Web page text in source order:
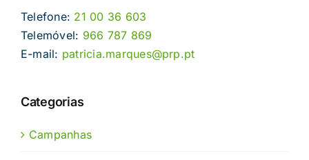
Telefone: 21 00 36 603
Telemóvel: 966 787 869
E-mail: patricia.marques@prp.pt
Categorias
Campanhas